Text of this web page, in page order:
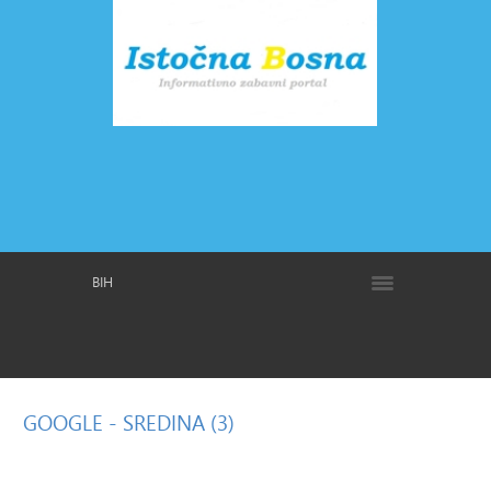
BIH
GOOGLE - SREDINA (3)